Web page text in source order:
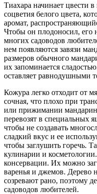
Тиахара начинает цвести
соцветия белого цвета,
аромат,
Чтобы он плодоносил, его
многих садоводов
нем появляются завязи
размеров обычного
их запоминается
оставляет равнодушными
Кожура легко отходит от
сочная, что плохо при
или прижимании
перевозят в специальных
чтобы не создавать
сладкий вкус и ее
чтобы заглушить горечь.
кулинарии и
консервации. Их можно
варенья и джемов. Дерево
созревают рано, поэтому
садоводов любителей.